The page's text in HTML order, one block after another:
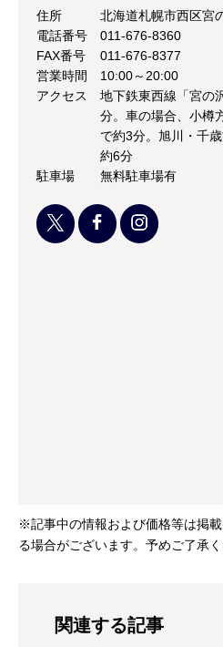
住所
北海道札幌市西区宮
電話番号
011-676-8360
FAX番号
011-676-8377
営業時間
10:00～20:00
アクセス
地下鉄東西線「宮の
分。車の場合、小樽
で約3分。旭川・千
約6分
駐車場
無料駐車場有
※記事中の情報および価格等は掲
る場合がございます。予めご了承く
関連する記事